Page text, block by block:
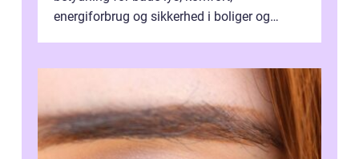
energiforbrug og sikkerhed i boliger og